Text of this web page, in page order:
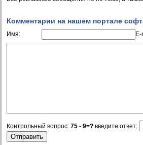
Комментарии на нашем портале
Имя: E-
Контрольный вопрос: 75 - 9=? введите ответ: